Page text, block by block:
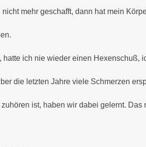
mehr geschafft, dann hat mein
hatte ich nie wieder einen
die letzten Jahre viele Schmerzen
ist, haben wir dabei gelernt. Das